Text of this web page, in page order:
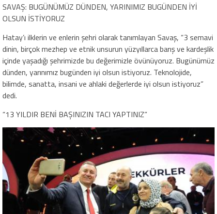
SAVAŞ: BUGÜNÜMÜZ DÜNDEN, YARINIMIZ BUGÜNDEN İYİ
OLSUN İSTİYORUZ
Hatay’ı ilklerin ve enlerin şehri olarak tanımlayan Savaş, “3 semavi
dinin, birçok mezhep ve etnik unsurun yüzyıllarca barış ve kardeşlik
içinde yaşadığı şehrimizde bu değerimizle övünüyoruz. Bugünümüz
dünden, yarınımız bugünden iyi olsun istiyoruz. Teknolojide,
bilimde, sanatta, insani ve ahlaki değerlerde iyi olsun istiyoruz”
dedi.
“13 YILDIR BENİ BAŞINIZIN TACI YAPTINIZ”